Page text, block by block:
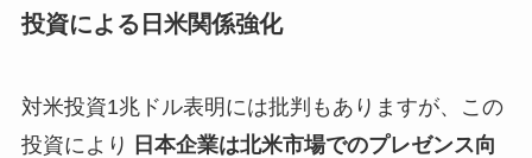
投資による日米関係強化
対米投資1兆ドル表明には批判もありますが、この
投資により 日本企業は北米市場でのプレゼンス向